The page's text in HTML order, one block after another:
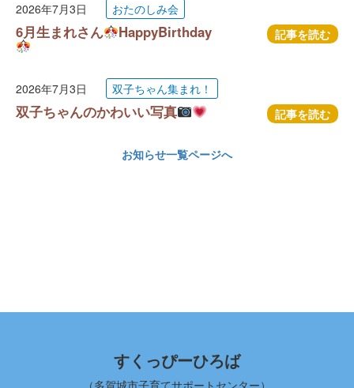
2026年7月3日 おたのしみ会
6月生まれさん HappyBirthday 記事を読む
2026年7月3日 双子ちゃん集まれ！
双子ちゃんのかわいい写真 記事を読む
お知らせ一覧ページへ
すくっぴーひろば
（多賀城市子育てサポートセンター）